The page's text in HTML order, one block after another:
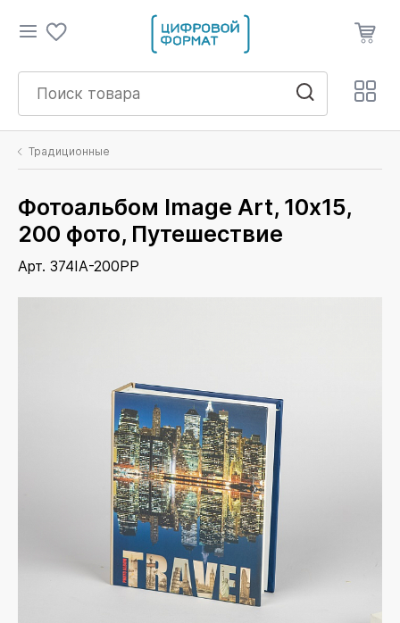
Традиционные
Фотоальбом Image Art, 10х15,
200 фото, Путешествие
Арт. 374IA-200PP